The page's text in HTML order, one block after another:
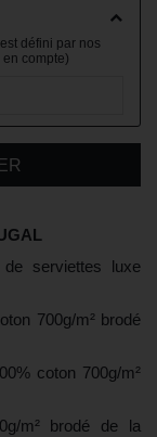
serviettes luxe
700g/m² brodé
coton 700g/m²
m² brodé de la
défini par nos
compte)